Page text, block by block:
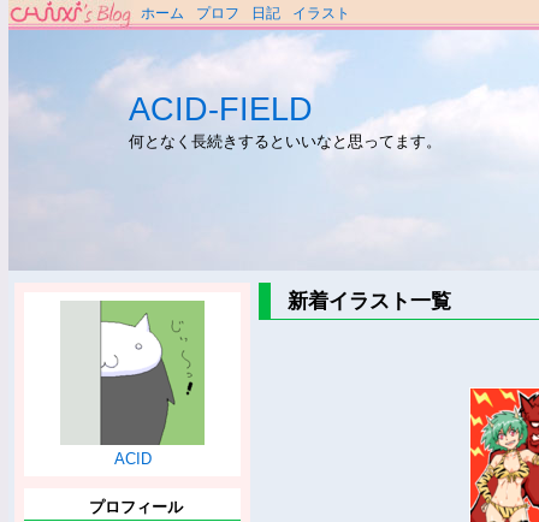
ホーム プロフ 日記 イラスト
ACID-FIELD
何となく長続きするといいなと思ってます。
ACID
プロフィール
新着イラスト一覧